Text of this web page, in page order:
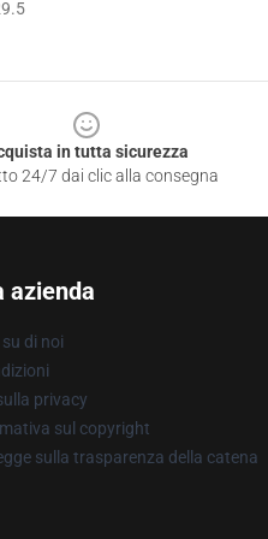
in tutta sicurezza
24/7 dai clic alla consegna
azienda
di noi
privacy
sul copyright
sulla trasparenza della catena